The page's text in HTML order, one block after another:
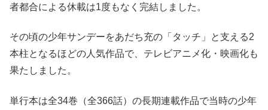
者都合による休載は1度もなく完結しました。
その頃の少年サンデーをあだち充の「タッチ」と支える2
本柱となるほどの人気作品で、テレビアニメ化・映画化も
果たしました。
単行本は全34巻（全366話）の長期連載作品で当時の少年